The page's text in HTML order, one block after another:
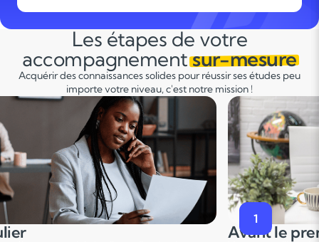
Les étapes de votre
accompagnementsur-mesure
Acquérir des connaissances solides pour réussir ses études peu
importe votre niveau, c'est notre mission !
cours
2
Pendant le